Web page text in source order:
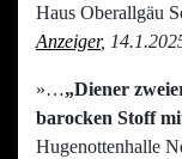
Haus Oberallgäu
Anzeiger,
»…„Diener
barocken Stoff
Hugenottenhalle